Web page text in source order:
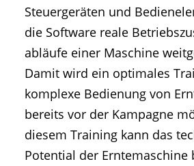
Steuergeräten und
die Software reale
abläufe einer Maschine
Damit wird ein optimales
komplexe Bedienung von
bereits vor der Kampagne
diesem Training kann das
Potential der Erntemaschine